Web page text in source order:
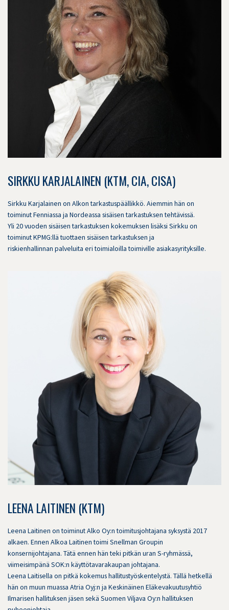
SIRKKU KARJALAINEN (KTM, CIA, CISA)
Sirkku Karjalainen on Alkon tarkastuspäällikkö. Aiemmin hän on
toiminut Fenniassa ja Nordeassa sisäisen tarkastuksen tehtävissä.
Yli 20 vuoden sisäisen tarkastuksen kokemuksen lisäksi Sirkku on
toiminut KPMG:llä tuottaen sisäisen tarkastuksen ja
riskienhallinnan palveluita eri toimialoilla toimiville asiakasyrityksille.
LEENA LAITINEN (KTM)
Leena Laitinen on toiminut Alko Oy:n toimitusjohtajana syksystä 2017
alkaen. Ennen Alkoa Laitinen toimi Snellman Groupin
konsernijohtajana. Tätä ennen hän teki pitkän uran S-ryhmässä,
viimeisimpänä SOK:n käyttötavarakaupan johtajana.
Leena Laitisella on pitkä kokemus hallitustyöskentelystä. Tällä hetkellä
hän on muun muassa Atria Oyj:n ja Keskinäinen Eläkevakuutusyhtiö
Ilmarisen hallituksen jäsen sekä Suomen Viljava Oy:n hallituksen